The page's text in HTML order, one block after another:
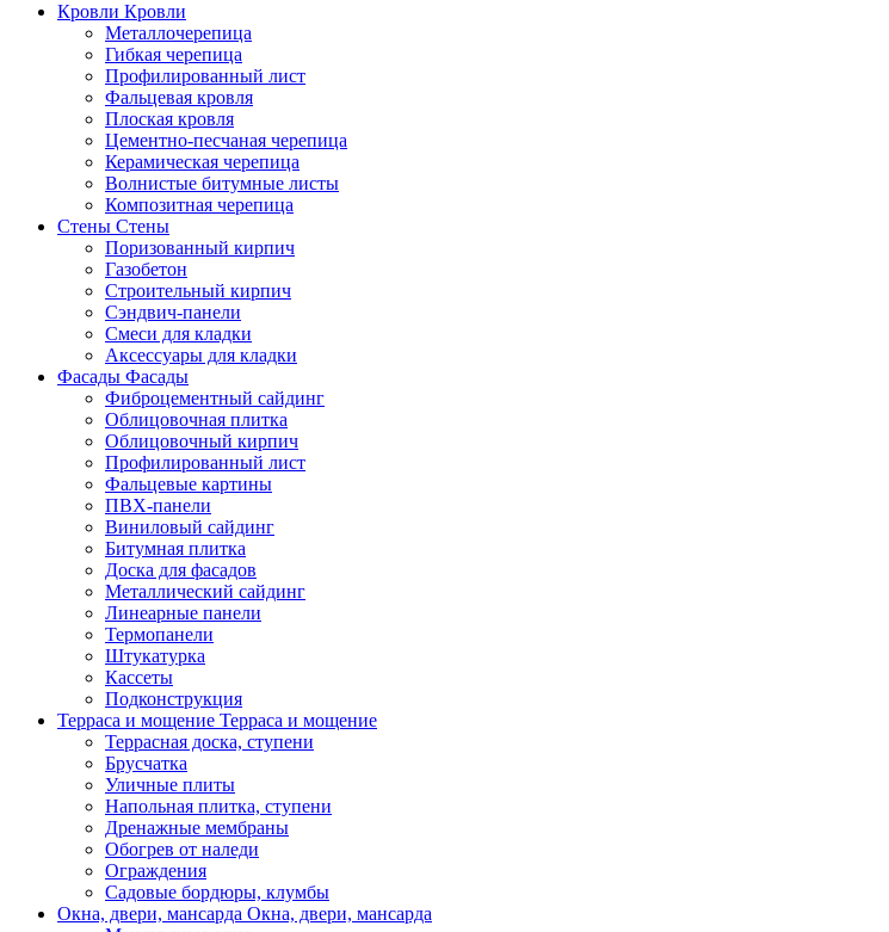
Кровли Кровли
Металлочерепица
Гибкая черепица
Профилированный лист
Фальцевая кровля
Плоская кровля
Цементно-песчаная черепица
Керамическая черепица
Волнистые битумные листы
Композитная черепица
Стены Стены
Поризованный кирпич
Газобетон
Строительный кирпич
Сэндвич-панели
Смеси для кладки
Аксессуары для кладки
Фасады Фасады
Фиброцементный сайдинг
Облицовочная плитка
Облицовочный кирпич
Профилированный лист
Фальцевые картины
ПВХ-панели
Виниловый сайдинг
Битумная плитка
Доска для фасадов
Металлический сайдинг
Линеарные панели
Термопанели
Штукатурка
Кассеты
Подконструкция
Терраса и мощение Терраса и мощение
Террасная доска, ступени
Брусчатка
Уличные плиты
Напольная плитка, ступени
Дренажные мембраны
Обогрев от наледи
Ограждения
Садовые бордюры, клумбы
Окна, двери, мансарда Окна, двери, мансарда